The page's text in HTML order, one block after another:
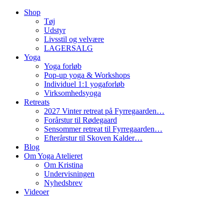
Shop
Tøj
Udstyr
Livsstil og velvære
LAGERSALG
Yoga
Yoga forløb
Pop-up yoga & Workshops
Individuel 1:1 yogaforløb
Virksomhedsyoga
Retreats
2027 Vinter retreat på Fyrregaarden…
Forårstur til Rødegaard
Sensommer retreat til Fyrregaarden…
Efterårstur til Skoven Kalder…
Blog
Om Yoga Atelieret
Om Kristina
Undervisningen
Nyhedsbrev
Videoer